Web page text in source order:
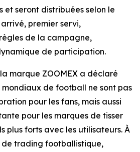
et seront distribuées selon le
premier servi,
de la campagne,
de participation.
marque ZOOMEX a déclaré
mondiaux de football ne sont pas
pour les fans, mais aussi
pour les marques de tisser
plus forts avec les utilisateurs. À
trading footballistique,